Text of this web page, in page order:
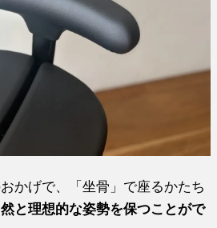
かげで、「坐骨」で座るかたち
と理想的な姿勢を保つことがで